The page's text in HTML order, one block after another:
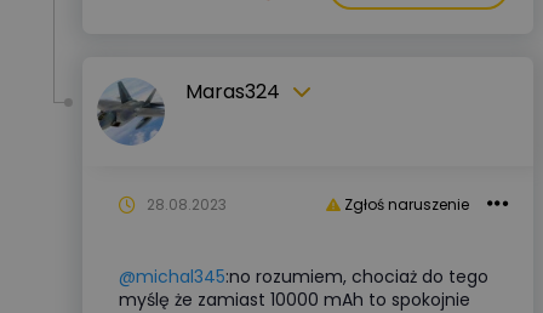
Maras324
Zgłoś naruszenie
28.08.2023
@michal345:no rozumiem, chociaż do tego
myślę że zamiast 10000 mAh to spokojnie